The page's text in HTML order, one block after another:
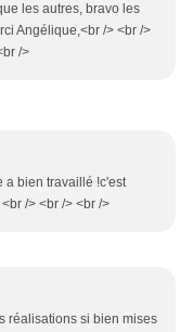
les autres, bravo les
Angélique,<br /> <br />
/>
a bien travaillé !c'est
/> <br /> <br />
réalisations si bien mises